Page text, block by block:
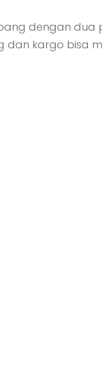
dengan dua
dan kargo bisa